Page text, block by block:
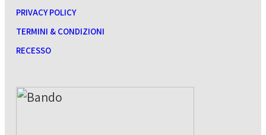
PRIVACY POLICY
TERMINI & CONDIZIONI
RECESSO